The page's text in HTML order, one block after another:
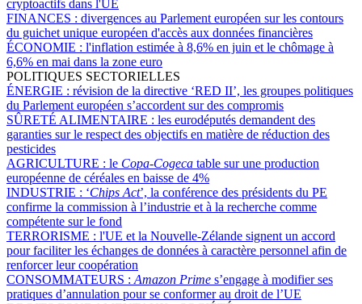
cryptoactifs dans l'UE
FINANCES : divergences au Parlement européen sur les contours
du guichet unique européen d'accès aux données financières
ÉCONOMIE : l'inflation estimée à 8,6% en juin et le chômage à
6,6% en mai dans la zone euro
POLITIQUES SECTORIELLES
ÉNERGIE : révision de la directive ‘RED II’, les groupes politiques
du Parlement européen s’accordent sur des compromis
SÛRETÉ ALIMENTAIRE : les eurodéputés demandent des
garanties sur le respect des objectifs en matière de réduction des
pesticides
AGRICULTURE : le Copa-Cogeca table sur une production
européenne de céréales en baisse de 4%
INDUSTRIE : ‘Chips Act’, la conférence des présidents du PE
confirme la commission à l’industrie et à la recherche comme
compétente sur le fond
TERRORISME : l'UE et la Nouvelle-Zélande signent un accord
pour faciliter les échanges de données à caractère personnel afin de
renforcer leur coopération
CONSOMMATEURS : Amazon Prime s’engage à modifier ses
pratiques d’annulation pour se conformer au droit de l’UE